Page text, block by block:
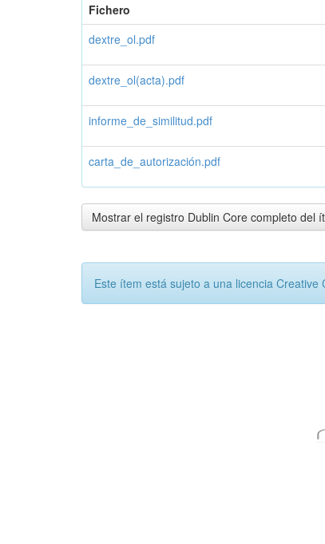
Fichero
dextre_ol.pdf
dextre_ol(acta).pdf
informe_de_similitud.pdf
carta_de_autorización.pdf
Mostrar el registro Dublin Core completo del
Este ítem está sujeto a una licencia Creative